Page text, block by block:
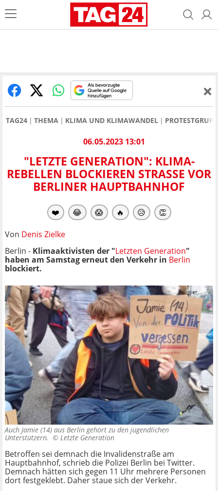
TAG24 THEMA KLIMA UND KLIMAWANDEL
06.05.2023 13:01
"LETZTE GENERATION": KLIMA-
REBELLEN BLOCKIEREN STRASSE VOR B
ERLINER HAUPTBAHNHOF
❤️ 😂 😱 🔥 😥 👏
Von Denis Zielke
Berlin - Klimaaktivisten der "Letzten Generation"
haben am Samstag erneut den Verkehr in Berlin
blockiert.
Auch Jamie (14) aus Berlin gehört zu den jugendlichen
Unterstützern. © Letzte Generation
Betroffen sei demnach die Invalidenstraße am
Hauptbahnhof, schrieb die Polizei Berlin bei Twitter.
Demnach hätten sich gegen 11 Uhr mehrere Personen
dort festgeklebt. Daher staue sich der Verkehr.